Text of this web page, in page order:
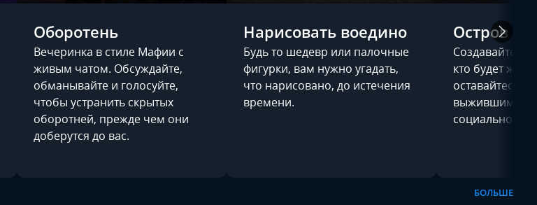
Оборотень
Вечеринка в стиле Мафии с
живым чатом. Обсуждайте,
обманывайте и голосуйте,
чтобы устранить скрытых
оборотней, прежде чем они
доберутся до вас.
Нарисовать воедино
Будь то шедевр или палочные
фигурки, вам нужно угадать,
что нарисовано, до истечения
времени.
Остров
Создавайте
кто будет
оставайтесь
выжившим в
социального
БОЛЬШЕ